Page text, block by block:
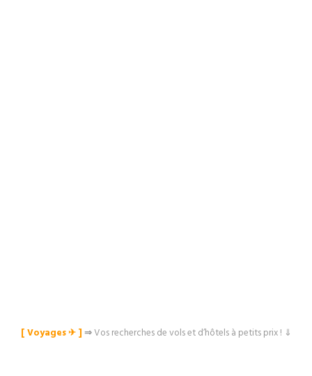
[ Voyages ✈︎ ]⇒Vos recherches de vols et d’hôtels à petits prix ! ⇓